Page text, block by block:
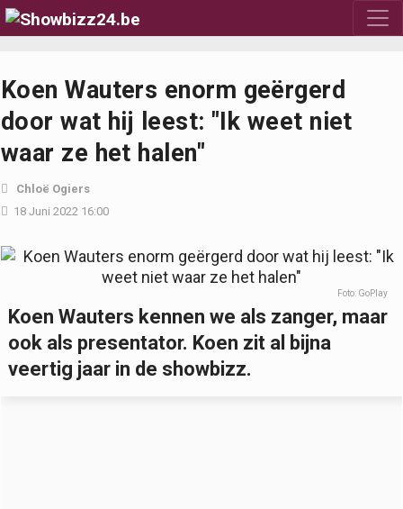
Koen Wauters enorm geërgerd
door wat hij leest: "Ik weet niet
waar ze het halen"
Chloë Ogiers
18 Juni 2022 16:00
Foto: GoPlay
Koen Wauters kennen we als zanger, maar
ook als presentator. Koen zit al bijna
veertig jaar in de showbizz.